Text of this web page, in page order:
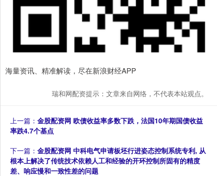
海量资讯、精准解读，尽在新浪财经APP
瑞和网配资提示：文章来自网络，不代表本站观点。
上一篇： 金股配资网 欧债收益率多数下跌，法国10年期国债收益
率跌4.7个基点
下一篇： 金股配资网 中科电气申请板坯行进姿态控制系统专利, 从
根本上解决了传统技术依赖人工和经验的开环控制所固有的精度
差、响应慢和一致性差的问题